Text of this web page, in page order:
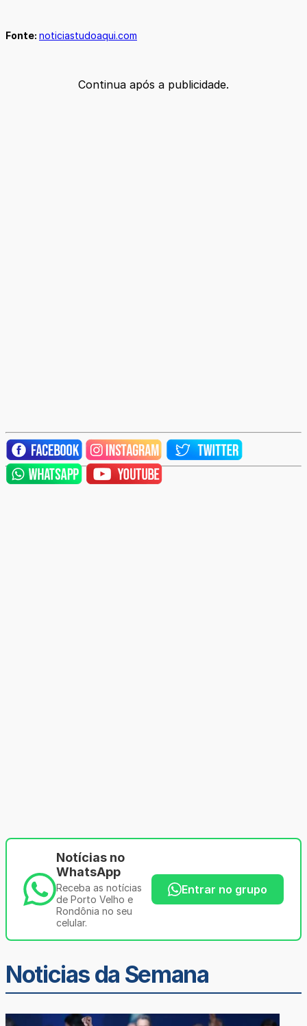
Fonte: noticiastudoaqui.com
Continua após a publicidade.
Notícias no
WhatsApp
Receba as notícias
de Porto Velho e
Rondônia no seu
celular.
Entrar no grupo
Noticias da Semana